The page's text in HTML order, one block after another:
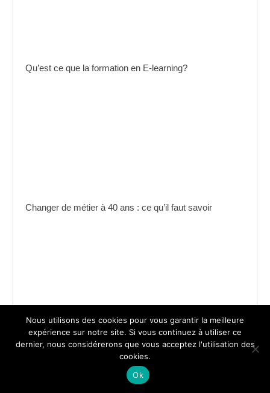
Qu’est ce que la formation en E-learning?
Changer de métier à 40 ans : ce qu’il faut savoir
Les réformes de la formation professionnelle
Nous utilisons des cookies pour vous garantir la meilleure
expérience sur notre site. Si vous continuez à utiliser ce
dernier, nous considérerons que vous acceptez l'utilisation des
cookies.
Ok